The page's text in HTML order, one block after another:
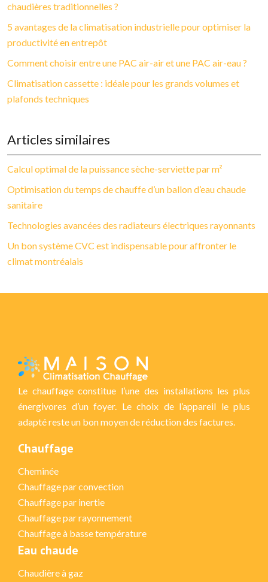
chaudières traditionnelles ?
5 avantages de la climatisation industrielle pour optimiser la
productivité en entrepôt
Comment choisir entre une PAC air-air et une PAC air-eau ?
Climatisation cassette : idéale pour les grands volumes et
plafonds techniques
Articles similaires
Calcul optimal de la puissance sèche-serviette par m²
Optimisation du temps de chauffe d’un ballon d’eau chaude
sanitaire
Technologies avancées des radiateurs électriques rayonnants
Un bon système CVC est indispensable pour affronter le
climat montréalais
Le chauffage constitue l’une des installations les plus
énergivores d’un foyer. Le choix de l’appareil le plus
adapté reste un bon moyen de réduction des factures.
Chauffage
Cheminée
Chauffage par convection
Chauffage par inertie
Chauffage par rayonnement
Chauffage à basse température
Eau chaude
Chaudière à gaz